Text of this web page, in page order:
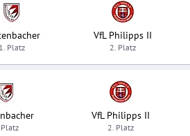
1. Platz
VfL Philipps II
2. Platz
Platz
VfL Philipps II
2. Platz